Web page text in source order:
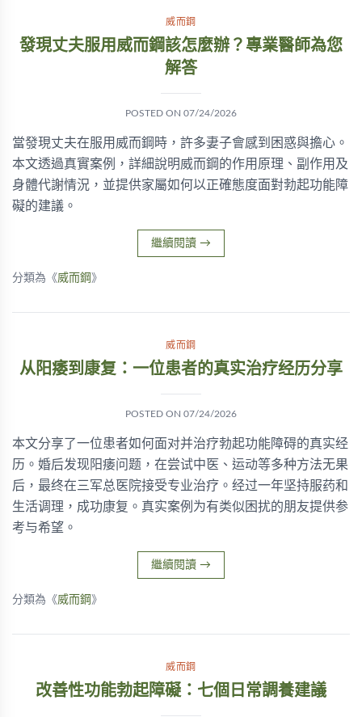
威而鋼
發現丈夫服用威而鋼該怎麼辦？專業醫師為您
解答
POSTED ON 07/24/2026
當發現丈夫在服用威而鋼時，許多妻子會感到困惑與擔心。
本文透過真實案例，詳細說明威而鋼的作用原理、副作用及
身體代謝情況，並提供家屬如何以正確態度面對勃起功能障
礙的建議。
繼續閱讀 →
分類為《威而鋼 》
威而鋼
从阳痿到康复：一位患者的真实治疗经历分享
POSTED ON 07/24/2026
本文分享了一位患者如何面对并治疗勃起功能障碍的真实经
历。婚后发现阳痿问题，在尝试中医、运动等多种方法无果
后，最终在三军总医院接受专业治疗。经过一年坚持服药和
生活调理，成功康复。真实案例为有类似困扰的朋友提供参
考与希望。
繼續閱讀 →
分類為《威而鋼 》
威而鋼
改善性功能勃起障礙：七個日常調養建議